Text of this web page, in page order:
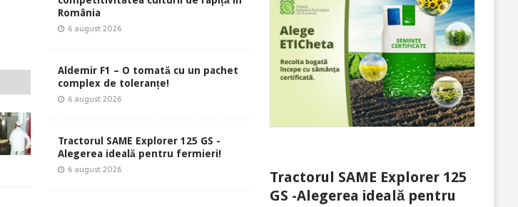
România
6 august 2026
Aldemir F1 – O tomată cu un pachet
complex de toleranțe!
6 august 2026
Tractorul SAME Explorer 125 GS -
Alegerea ideală pentru fermieri!
6 august 2026
Tractorul SAME Explorer 125
GS -Alegerea ideală pentru